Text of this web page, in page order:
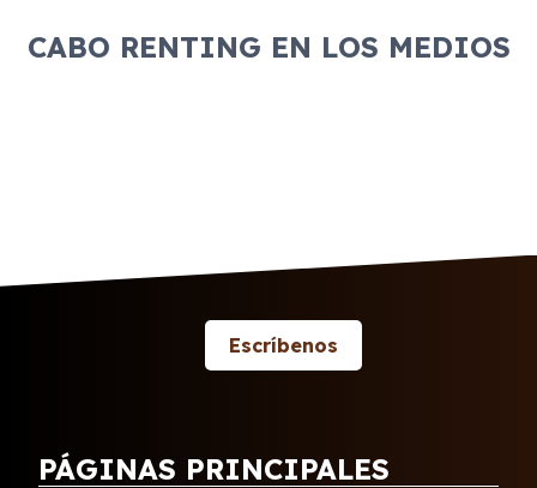
CABO RENTING EN LOS MEDIOS
Escríbenos
PÁGINAS PRINCIPALES